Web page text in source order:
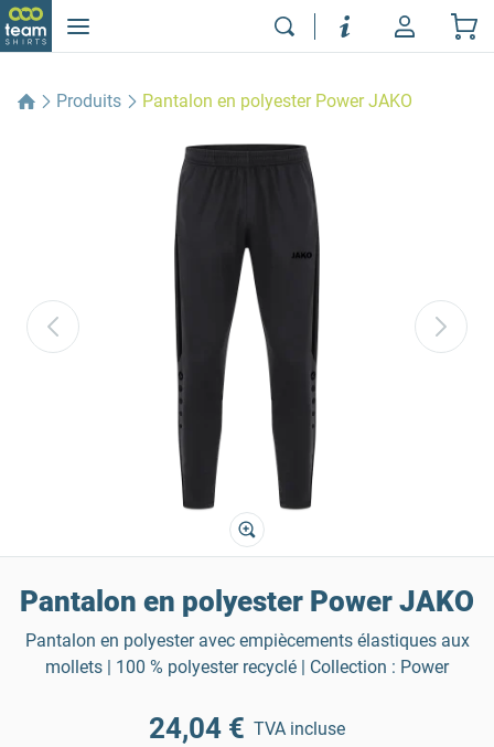
Produits Pantalon en polyester Power JAKO
Pantalon en polyester Power JAKO
Pantalon en polyester avec empiècements élastiques aux
mollets | 100 % polyester recyclé | Collection : Power
24,04 € TVA incluse